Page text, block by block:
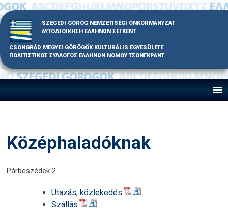
Skip
to
content
SZEGEDI GÖRÖG NEMZETISÉGI ÖNKORMÁNYZAT
ΑΥΤΟΔΙΟΙΚΗΣΗ ΕΛΛΗΝΩΝ ΣΕΓΚΕΝΤ
CSONGRÁD MEGYEI GÖRÖGÖK KULTURÁLIS EGYESÜLETE
ΠΟΛΙΤΙΣΤΙΚΟΣ ΣΥΛΛΟΓΟΣ ΕΛΛΗΝΩΝ ΝΟΜΟΥ ΤΣΟΝΓΚΡΑΝΤ
Középhaladóknak
Párbeszédek 2.
Utazás, közlekedés
Szállás